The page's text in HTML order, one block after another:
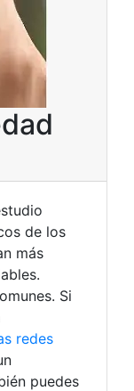
de los
más
Si
redes
puedes